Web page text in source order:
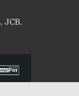
JCB,